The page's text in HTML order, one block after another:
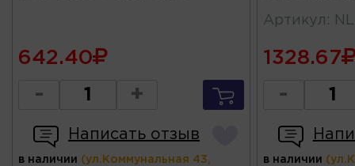
642.40
- +
Написать отзыв
в наличии (ул.Коммунальная 43,
Артикул :
1328.67
-
в наличии